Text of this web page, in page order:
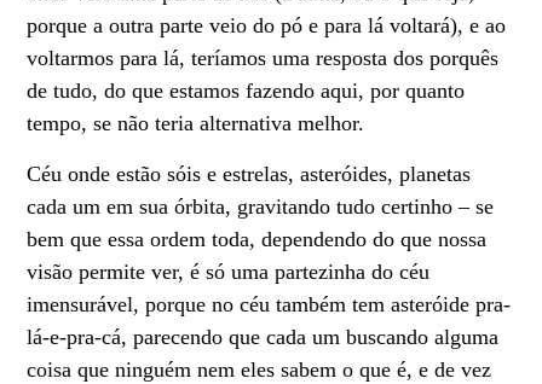
porque a outra parte veio do pó e para lá voltará), e ao
voltarmos para lá, teríamos uma resposta dos porquês
de tudo, do que estamos fazendo aqui, por quanto
tempo, se não teria alternativa melhor.
Céu onde estão sóis e estrelas, asteróides, planetas
cada um em sua órbita, gravitando tudo certinho – se
bem que essa ordem toda, dependendo do que nossa
visão permite ver, é só uma partezinha do céu
imensurável, porque no céu também tem asteróide pra-
lá-e-pra-cá, parecendo que cada um buscando alguma
coisa que ninguém nem eles sabem o que é, e de vez